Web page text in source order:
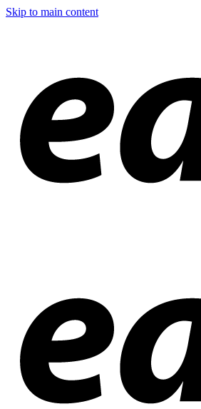
Skip to main content